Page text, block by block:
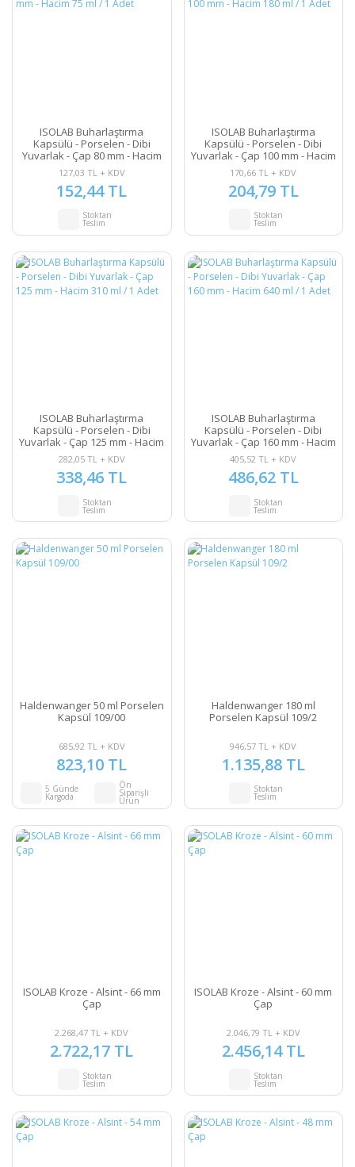
ISOLAB Buharlaştırma
Kapsülü - Porselen - Dibi
Yuvarlak - Çap 80 mm - Hacim
75 ml / 1 Adet
127,03 TL + KDV
152,44 TL
Stoktan
Teslim
ISOLAB Buharlaştırma
Kapsülü - Porselen - Dibi
Yuvarlak - Çap 100 mm - Hacim
180 ml / 1 Adet
170,66 TL + KDV
204,79 TL
Stoktan
Teslim
ISOLAB Buharlaştırma
Kapsülü - Porselen - Dibi
Yuvarlak - Çap 125 mm - Hacim
310 ml / 1 Adet
282,05 TL + KDV
338,46 TL
Stoktan
Teslim
ISOLAB Buharlaştırma
Kapsülü - Porselen - Dibi
Yuvarlak - Çap 160 mm - Hacim
640 ml / 1 Adet
405,52 TL + KDV
486,62 TL
Stoktan
Teslim
Haldenwanger 50 ml Porselen
Kapsül 109/00
685,92 TL + KDV
823,10 TL
5 Günde
Kargoda
Ön
Siparişli
Ürün
Haldenwanger 180 ml
Porselen Kapsül 109/2
946,57 TL + KDV
1.135,88 TL
Stoktan
Teslim
ISOLAB Kroze - Alsint - 66 mm
Çap
2.268,47 TL + KDV
2.722,17 TL
Stoktan
Teslim
ISOLAB Kroze - Alsint - 60 mm
Çap
2.046,79 TL + KDV
2.456,14 TL
Stoktan
Teslim